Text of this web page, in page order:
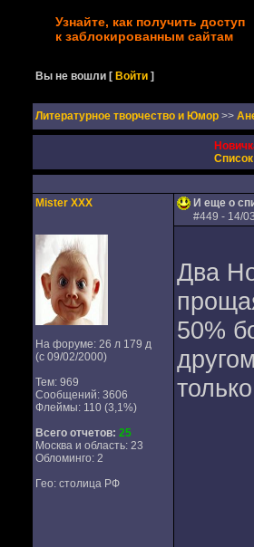
Узнайте, как получить доступ
к заблокированным сайтам
Вы не вошли [Войти ]
Литературное творчество и Юмор >>
Mister XXX
На форуме: 26 л 179 д
(с 09/02/2000)
Тем: 969
Сообщений: 3606
Флеймы: 110 (3,1%)
Всего отчетов: 25
Москва и область: 23
Обломинго: 2
Гео: столица РФ
И еще о
#449 - 14/
Два
50%